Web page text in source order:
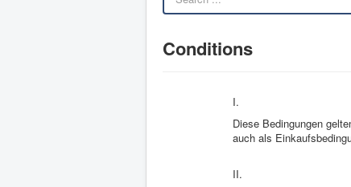
Conditions
I.
Diese Bedingungen
auch als
II.